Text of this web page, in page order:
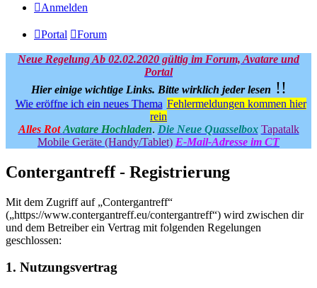
Anmelden
Portal Forum
Neue Regelung Ab 02.02.2020 gültig im Forum, Avatare und
Portal
Hier einige wichtige Links. Bitte wirklich jeder lesen !!
Wie eröffne ich ein neues Thema Fehlermeldungen kommen hier
rein
Alles Rot Avatare Hochladen. Die Neue Quasselbox Tapatalk
Mobile Geräte (Handy/Tablet) E-Mail-Adresse im CT
Contergantreff - Registrierung
Mit dem Zugriff auf „Contergantreff“
(„https://www.contergantreff.eu/contergantreff“) wird zwischen dir
und dem Betreiber ein Vertrag mit folgenden Regelungen
geschlossen:
1. Nutzungsvertrag